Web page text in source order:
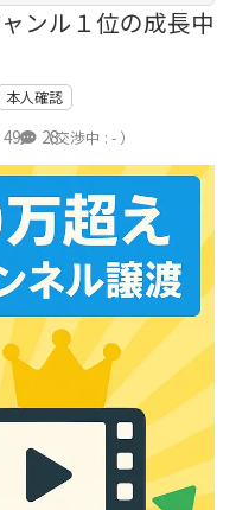
ンル１位の成長中
本人確認
49 28
（交渉中 : - ）